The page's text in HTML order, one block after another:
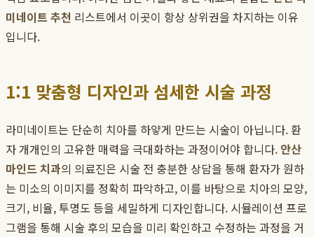
미네이트 추천 리스트에서 이곳이 항상 상위권을 차지하는 이유
입니다.
1:1 맞춤형 디자인과 섬세한 시술 과정
라미네이트는 단순히 치아를 하얗게 만드는 시술이 아닙니다. 환
자 개개인의 고유한 매력을 극대화하는 과정이어야 합니다. 안산
마인드 치과의 의료진은 시술 전 충분한 상담을 통해 환자가 원하
는 미소의 이미지를 정확히 파악하고, 이를 바탕으로 치아의 모양,
크기, 비율, 투명도 등을 세밀하게 디자인합니다. 시뮬레이션 프로
그램을 통해 시술 후의 모습을 미리 확인하고 수정하는 과정을 거